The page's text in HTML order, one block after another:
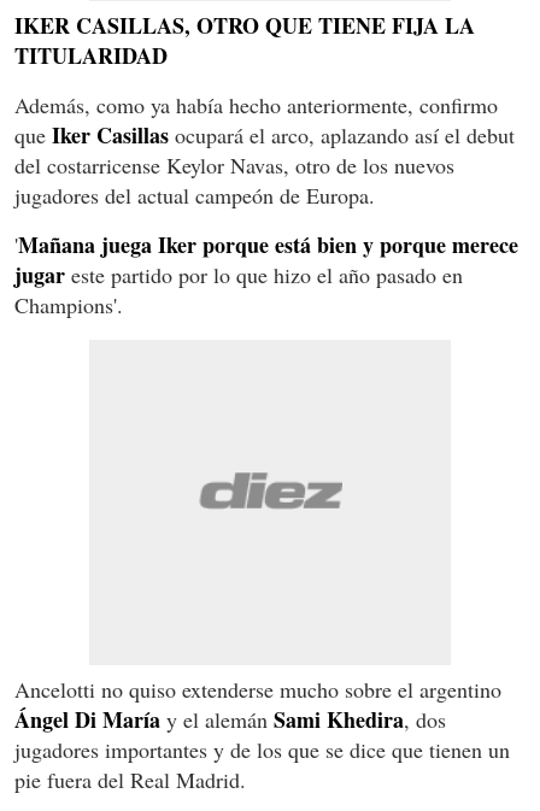
IKER CASILLAS, OTRO QUE TIENE FIJA LA
TITULARIDAD
Además, como ya había hecho anteriormente, confirmo
que Iker Casillas ocupará el arco, aplazando así el debut
del costarricense Keylor Navas, otro de los nuevos
jugadores del actual campeón de Europa.
'Mañana juega Iker porque está bien y porque merece
jugar este partido por lo que hizo el año pasado en
Champions'.
Ancelotti no quiso extenderse mucho sobre el argentino
Ángel Di María y el alemán Sami Khedira, dos
jugadores importantes y de los que se dice que tienen un
pie fuera del Real Madrid.